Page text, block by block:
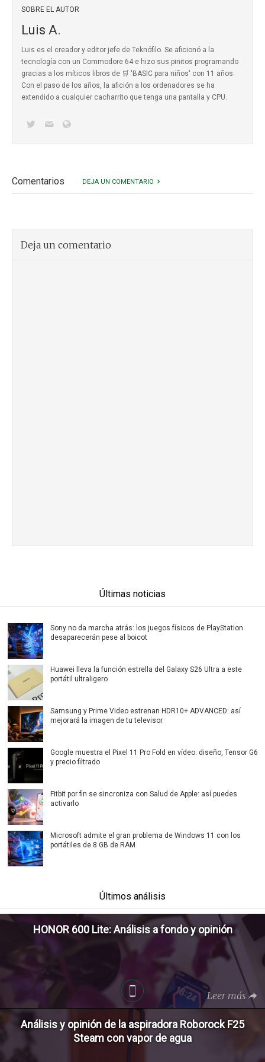
SOBRE EL AUTOR
Luis A.
Luis es el creador y editor jefe de Teknófilo. Se aficionó a la
tecnología con un Commodore 64 e hizo sus pinitos programando
gracias a los míticos libros de 🛒 'BASIC para niños' con 11 años.
Con el paso de los años, la afición a los ordenadores se ha
extendido a cualquier cacharrito que tenga una pantalla y CPU.
Comentarios DEJA UN COMENTARIO
Deja un comentario
Últimas noticias
Sony no da marcha atrás: los juegos físicos de PlayStation
desaparecerán pese al boicot
Huawei lleva la función estrella del Galaxy S26 Ultra a este
portátil ultraligero
Samsung y Prime Video estrenan HDR10+ ADVANCED: así
mejorará la imagen de tu televisor
Google muestra el Pixel 11 Pro Fold en vídeo: diseño, Tensor G6
y precio filtrado
Fitbit por fin se sincroniza con Salud de Apple: así puedes
activarlo
Microsoft admite el gran problema de Windows 11 con los
portátiles de 8 GB de RAM
Últimos análisis
HONOR 600 Lite: Análisis a fondo y opinión
Leer más
Análisis y opinión de la aspiradora Roborock F25
Steam con vapor de agua